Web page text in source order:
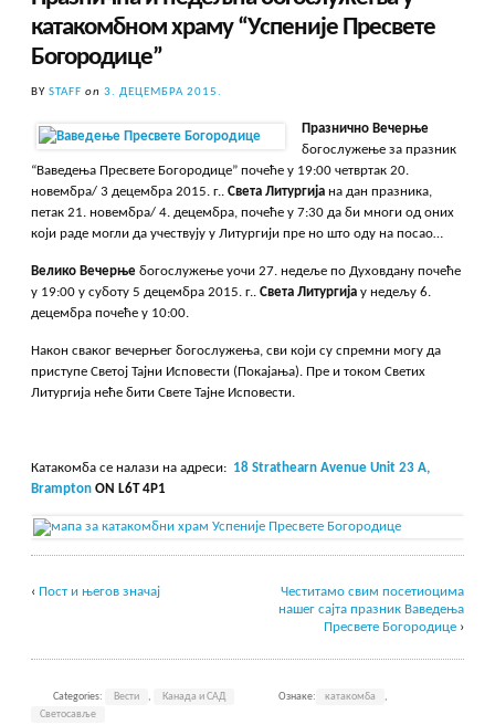
катакомбном храму “Успеније Пресвете
Богородице”
BYSTAFF on 3. ДЕЦЕМБРА 2015.
Празнично Вечерње
богослужење за празник
“Ваведења Пресвете Богородице” почеће у 19:00 четвртак 20.
новембра/ 3 децембра 2015. г..Света Литургија на дан празника,
петак 21. новембра/ 4. децембра, почеће у 7:30 да би многи од оних
који раде могли да учествују у Литургији пре но што оду на посао…
Велико Вечерње богослужење уочи 27. недеље по Духовдану почеће
у 19:00 у суботу 5 децембра 2015. г..Света Литургија у недељу 6.
децембра почеће у 10:00.
Након сваког вечерњег богослужења, сви који су спремни могу да
приступе Светој Тајни Исповести (Покајања). Пре и током Светих
Литургија неће бити Свете Тајне Исповести.
Катакомба се налази на адреси: 18 Strathearn Avenue Unit 23 A,
Brampton ON L6T 4P1
‹ Пост и његов значај
Честитамо свим посетиоцима
нашег сајта празник Ваведења
Пресвете Богородице›
Categories: Вести , Канада и САД Ознаке: катакомба
,
Светосавље